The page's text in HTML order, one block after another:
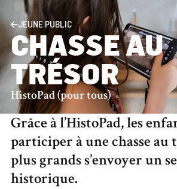
JEUNE PUBLIC
CHASSE AU
TRÉSOR
HistoPad (pour tous)
Grâce à l’HistoPad, les
participer à une chasse au
plus grands s’envoyer un
historique.